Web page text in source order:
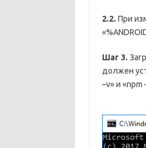
2.2. При
Шаг 3.
должен
–v» и